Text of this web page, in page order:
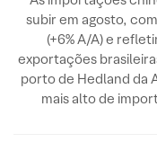
subir em agosto,
(+6% A/A) e
exportações
porto de Hedland da
mais alto de